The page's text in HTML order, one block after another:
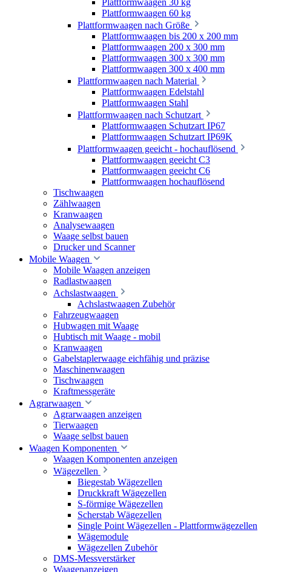
Plattformwaagen 60 kg
Plattformwaagen nach Größe
Plattformwaagen bis 200 x 200 mm
Plattformwaagen 200 x 300 mm
Plattformwaagen 300 x 300 mm
Plattformwaagen 300 x 400 mm
Plattformwaagen nach Material
Plattformwaagen Edelstahl
Plattformwaagen Stahl
Plattformwaagen nach Schutzart
Plattformwaagen Schutzart IP67
Plattformwaagen Schutzart IP69K
Plattformwaagen geeicht - hochauflösend
Plattformwaagen geeicht C3
Plattformwaagen geeicht C6
Plattformwaagen hochauflösend
Tischwaagen
Zählwaagen
Kranwaagen
Analysewaagen
Waage selbst bauen
Drucker und Scanner
Mobile Waagen
Mobile Waagen anzeigen
Radlastwaagen
Achslastwaagen
Achslastwaagen Zubehör
Fahrzeugwaagen
Hubwagen mit Waage
Hubtisch mit Waage - mobil
Kranwaagen
Gabelstaplerwaage eichfähig und präzise
Maschinenwaagen
Tischwaagen
Kraftmessgeräte
Agrarwaagen
Agrarwaagen anzeigen
Tierwaagen
Waage selbst bauen
Waagen Komponenten
Waagen Komponenten anzeigen
Wägezellen
Biegestab Wägezellen
Druckkraft Wägezellen
S-förmige Wägezellen
Scherstab Wägezellen
Single Point Wägezellen - Plattformwägezellen
Wägemodule
Wägezellen Zubehör
DMS-Messverstärker
Waagenanzeigen